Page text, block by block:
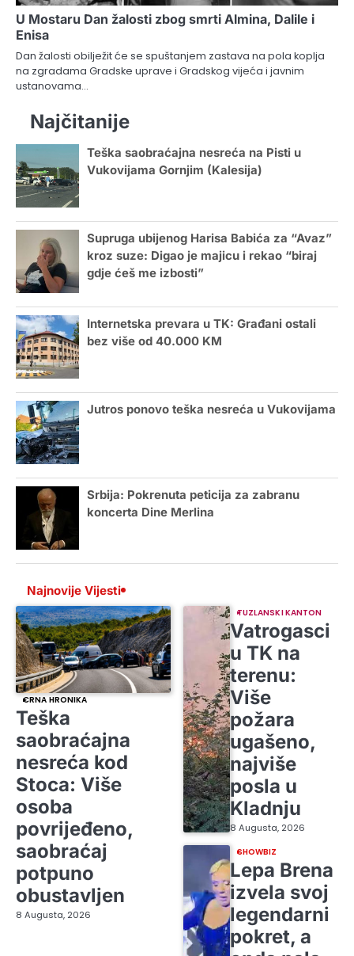
U Mostaru Dan žalosti zbog smrti Almina, Dalile i
Enisa
Dan žalosti obilježit će se spuštanjem zastava na pola koplja
na zgradama Gradske uprave i Gradskog vijeća i javnim
ustanovama…
Najčitanije
Teška saobraćajna nesreća na Pisti u
Vukovijama Gornjim (Kalesija)
Supruga ubijenog Harisa Babića za “Avaz”
kroz suze: Digao je majicu i rekao “biraj
gdje ćeš me izbosti”
Internetska prevara u TK: Građani ostali
bez više od 40.000 KM
Jutros ponovo teška nesreća u Vukovijama
Srbija: Pokrenuta peticija za zabranu
koncerta Dine Merlina
Najnovije Vijesti
CRNA HRONIKA
Teška
saobraćajna
nesreća kod
Stoca: Više
osoba
povrijeđeno,
saobraćaj
potpuno
obustavljen
8 Augusta, 2026
TUZLANSKI KANTON
Vatrogasci
u TK na
terenu:
Više
požara
ugašeno,
najviše
posla u
Kladnju
8 Augusta, 2026
SHOWBIZ
Lepa Brena
izvela svoj
legendarni
pokret, a